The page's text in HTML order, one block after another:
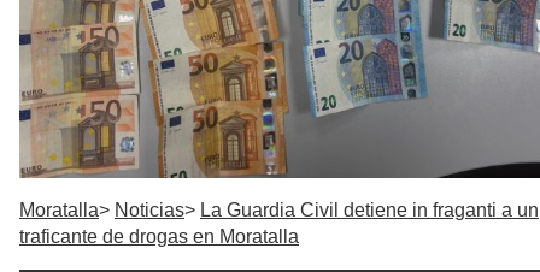
Moratalla Noticias
La Guardia Civil detiene in fraganti a un
traficante de drogas en Moratalla